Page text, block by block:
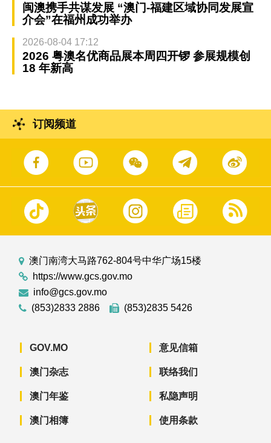
闽澳携手共谋发展 “澳门-福建区域协同发展宣
介会”在福州成功举办
2026-08-04 17:12
2026 粤澳名优商品展本周四开锣 参展规模创
18 年新高
订阅频道
澳门南湾大马路762-804号中华广场15楼
https://www.gcs.gov.mo
info@gcs.gov.mo
(853)2833 2886
(853)2835 5426
GOV.MO
澳门杂志
澳门年鉴
澳门相簿
意见信箱
联络我们
私隐声明
使用条款